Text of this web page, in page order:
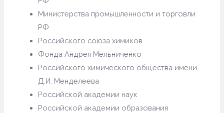
Министерства промышленности и торговли
РФ
Российского союза химиков
Фонда Андрея Мельниченко
Российского химического общества имени
Д.И. Менделеева
Российской академии наук
Российской академии образования